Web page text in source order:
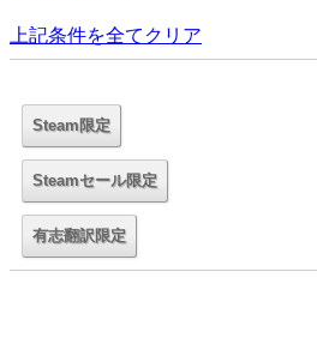
上記条件を全てクリア